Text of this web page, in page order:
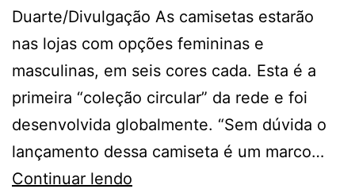
Duarte/Divulgação As camisetas estarão
nas lojas com opções femininas e
masculinas, em seis cores cada. Esta é a
primeira “coleção circular” da rede e foi
desenvolvida globalmente. “Sem dúvida o
lançamento dessa camiseta é um marco…
Continuar lendo